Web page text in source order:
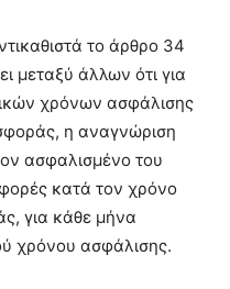
το άρθρο 34
μεταξύ άλλων ότι για
χρόνων ασφάλισης
η αναγνώριση
ασφαλισμένο του
κατά τον χρόνο
για κάθε μήνα
χρόνου ασφάλισης.